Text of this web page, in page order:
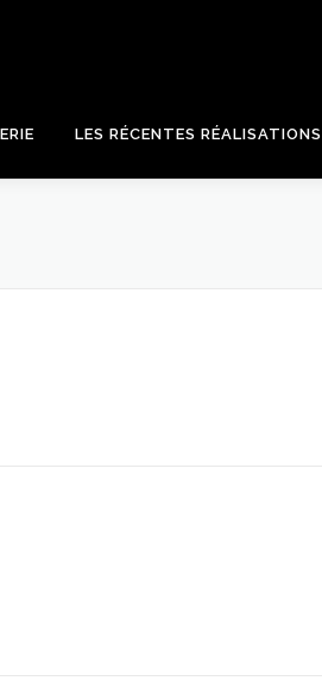
LES RÉCENTES RÉALISATIONS